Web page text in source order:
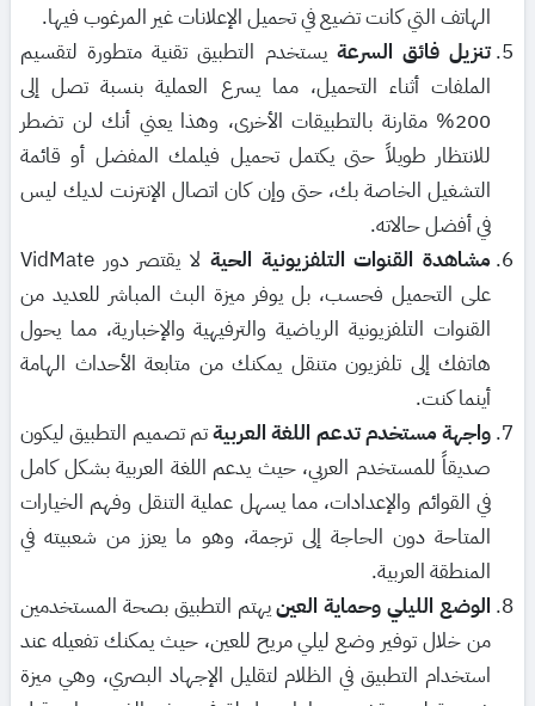
الهاتف التي كانت تضيع في تحميل الإعلانات غير المرغوب فيها.
تنزيل فائق السرعة يستخدم التطبيق تقنية متطورة لتقسيم
الملفات أثناء التحميل، مما يسرع العملية بنسبة تصل إلى
200% مقارنة بالتطبيقات الأخرى، وهذا يعني أنك لن تضطر
للانتظار طويلاً حتى يكتمل تحميل فيلمك المفضل أو قائمة
التشغيل الخاصة بك، حتى وإن كان اتصال الإنترنت لديك ليس
في أفضل حالاته.
مشاهدة القنوات التلفزيونية الحية
لا يقتصر دور VidMate
على التحميل فحسب، بل يوفر ميزة البث المباشر للعديد من
القنوات التلفزيونية الرياضية والترفيهية والإخبارية، مما يحول
هاتفك إلى تلفزيون متنقل يمكنك من متابعة الأحداث الهامة
أينما كنت.
واجهة مستخدم تدعم اللغة العربيةتم تصميم التطبيق ليكون
صديقاً للمستخدم العربي، حيث يدعم اللغة العربية بشكل كامل
في القوائم والإعدادات، مما يسهل عملية التنقل وفهم الخيارات
المتاحة دون الحاجة إلى ترجمة، وهو ما يعزز من شعبيته في
المنطقة العربية.
الوضع الليلي وحماية العينيهتم التطبيق بصحة المستخدمين
من خلال توفير وضع ليلي مريح للعين، حيث يمكنك تفعيله عند
استخدام التطبيق في الظلام لتقليل الإجهاد البصري، وهي ميزة